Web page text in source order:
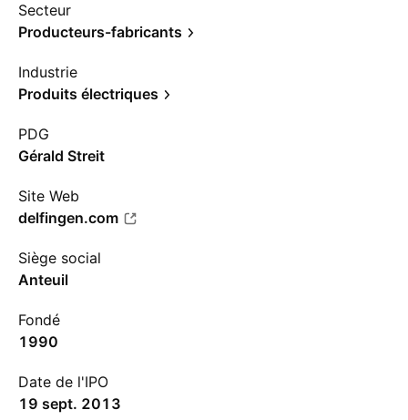
Secteur
Producteurs-fabricants
Industrie
Produits électriques
PDG
Gérald Streit
Site Web
delfingen.com
Siège social
Anteuil
Fondé
1990
Date de l'IPO
19 sept. 2013